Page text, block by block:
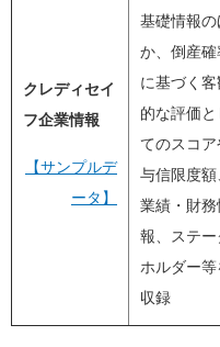
クレディセイ
フ企業情報
【サンプルデ
ータ】
基礎情報の
か、倒産確
に基づく客
的な評価と
てのスコア
与信限度額
業績・財務
報、ステー
ホルダー等
収録